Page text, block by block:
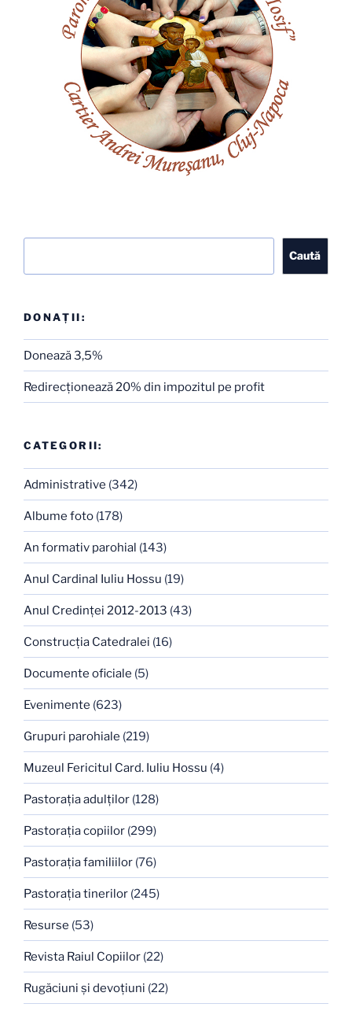
Caută
DONAȚII:
Donează 3,5%
Redirecţionează 20% din impozitul pe profit
CATEGORII:
Administrative (342)
Albume foto (178)
An formativ parohial (143)
Anul Cardinal Iuliu Hossu (19)
Anul Credinţei 2012-2013 (43)
Construcţia Catedralei (16)
Documente oficiale (5)
Evenimente (623)
Grupuri parohiale (219)
Muzeul Fericitul Card. Iuliu Hossu (4)
Pastoraţia adulţilor (128)
Pastoraţia copiilor (299)
Pastoraţia familiilor (76)
Pastoraţia tinerilor (245)
Resurse (53)
Revista Raiul Copiilor (22)
Rugăciuni şi devoţiuni (22)